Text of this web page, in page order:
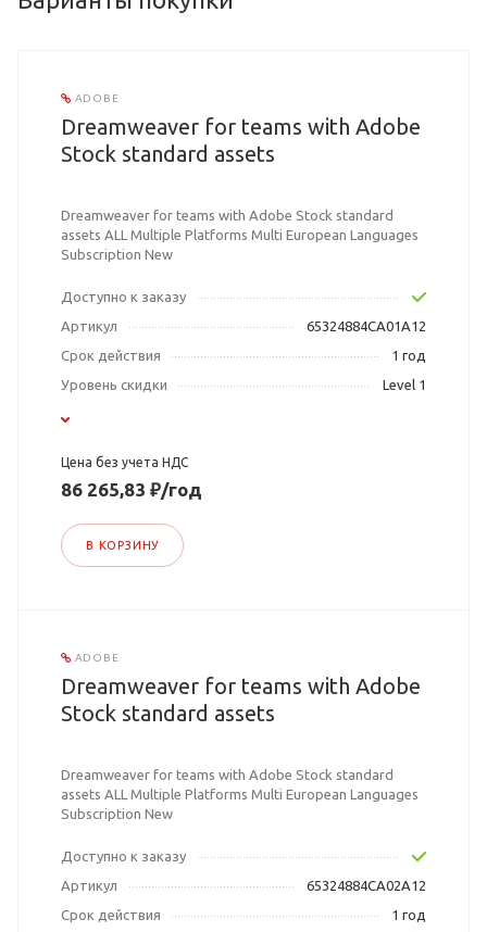
ADOBE
Dreamweaver for teams with Adobe
Stock standard assets
Dreamweaver for teams with Adobe Stock standard
assets ALL Multiple Platforms Multi European Languages
Subscription New
Доступно к заказу
Артикул
65324884CA01A12
Срок действия
1 год
Уровень скидки
Level 1
Цена без учета НДС
86 265,83 ₽/год
В КОРЗИНУ
ADOBE
Dreamweaver for teams with Adobe
Stock standard assets
Dreamweaver for teams with Adobe Stock standard
assets ALL Multiple Platforms Multi European Languages
Subscription New
Доступно к заказу
Артикул
65324884CA02A12
Срок действия
1 год